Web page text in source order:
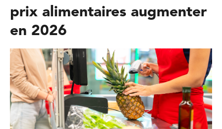
prix alimentaires augmenter
en 2026